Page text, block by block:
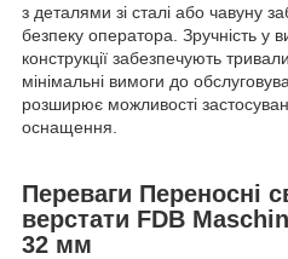
з деталями зі сталі або чавуну
безпеку оператора. Зручність у
конструкції забезпечують
мінімальні вимоги до
розширює можливості
оснащення.
Переваги Переносні
верстати FDB
32 мм